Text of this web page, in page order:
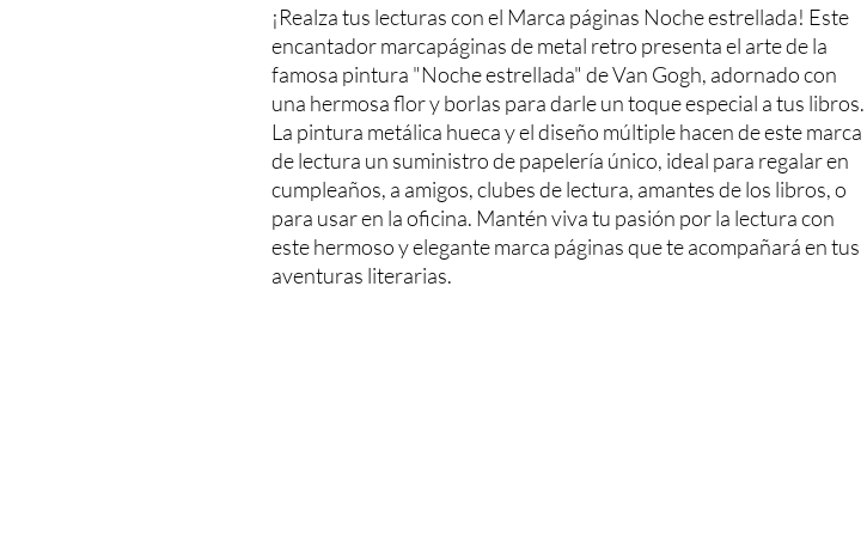
¡Realza tus lecturas con el Marca páginas Noche estrellada! Este
encantador marcapáginas de metal retro presenta el arte de la
famosa pintura "Noche estrellada" de Van Gogh, adornado con
una hermosa flor y borlas para darle un toque especial a tus libros.
La pintura metálica hueca y el diseño múltiple hacen de este marca
de lectura un suministro de papelería único, ideal para regalar en
cumpleaños, a amigos, clubes de lectura, amantes de los libros, o
para usar en la oficina. Mantén viva tu pasión por la lectura con
este hermoso y elegante marca páginas que te acompañará en tus
aventuras literarias.